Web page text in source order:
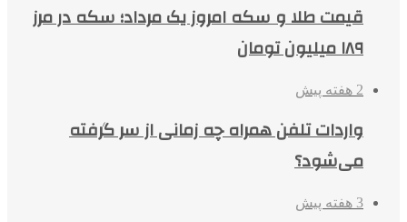
قیمت طلا و سکه امروز یک مرداد؛ سکه در مرز
۱۸۹ میلیون تومان
2 هفته پیش
واردات تلفن همراه چه زمانی از سر گرفته
می‌شود؟
3 هفته پیش